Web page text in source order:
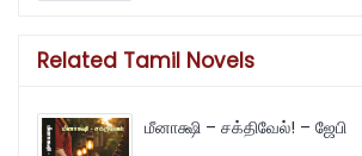
Related Tamil Novels
மீனாக்ஷி – சக்திவேல்! – ஜேபி